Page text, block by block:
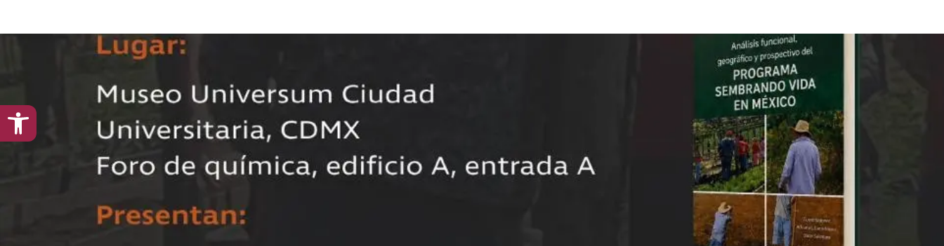
Open toolbar